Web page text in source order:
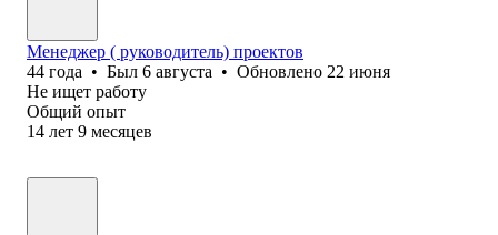
Менеджер ( руководитель) проектов
44 года • Был 6 августа • Обновлено 22 июня
Не ищет работу
Общий опыт
14 лет 9 месяцев